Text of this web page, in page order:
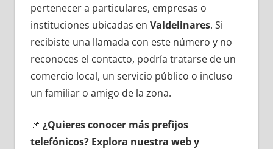
pertenecer а particulares, empresas ο
instituciones ubicadas en Valdelinares. Si
recibiste una llamada сοn еstе número у no
reconoces el contacto, podría tratarse dе un
comercio local, un servicio público ο incluso
un familiar ο amigo dе la zona.
📌 ¿Quieres conocer mа́s prefijos
telefónicos? Explora nuestra web у